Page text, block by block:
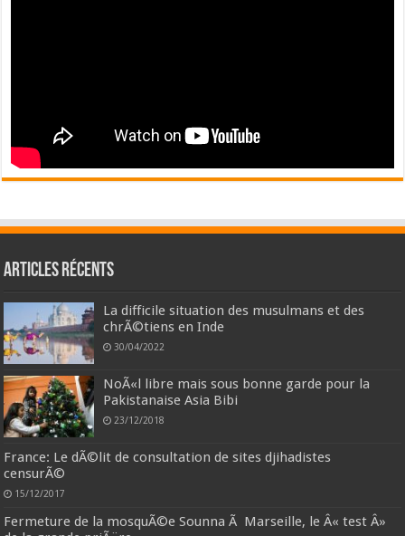
Articles récents
La difficile situation des musulmans et des
chrÃ©tiens en Inde
30/04/2022
NoÃ«l libre mais sous bonne garde pour la
Pakistanaise Asia Bibi
23/12/2018
France: Le dÃ©lit de consultation de sites djihadistes
censurÃ©
15/12/2017
Fermeture de la mosquÃ©e Sounna Ã Marseille, le Â« test Â»